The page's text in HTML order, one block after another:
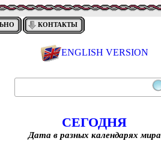
КОНТАКТЫ
ENGLISH VERSION
СЕГОДНЯ
Дата в разных календарях мира